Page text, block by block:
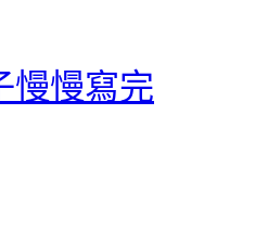
慢慢寫完